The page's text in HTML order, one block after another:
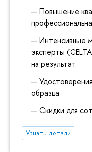
Повышение
Интенсивные
эксперты
на результат
образца
Скидки для
Узнать детали